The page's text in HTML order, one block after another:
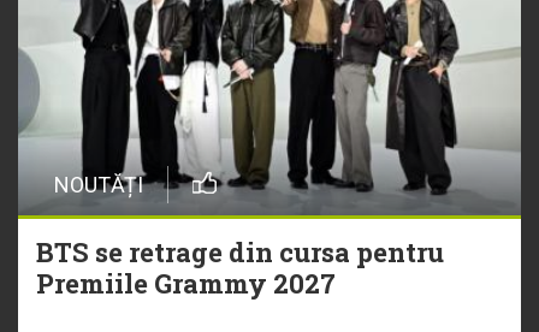
NOUTĂȚI
BTS se retrage din cursa pentru
Premiile Grammy 2027